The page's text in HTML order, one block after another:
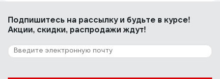
Качество изображения, красивый вид
7 отзывов
PAL темно-серая
Подпишитесь на рассылкуи будьте в курсе!
Акции, скидки, распродажи ждут!